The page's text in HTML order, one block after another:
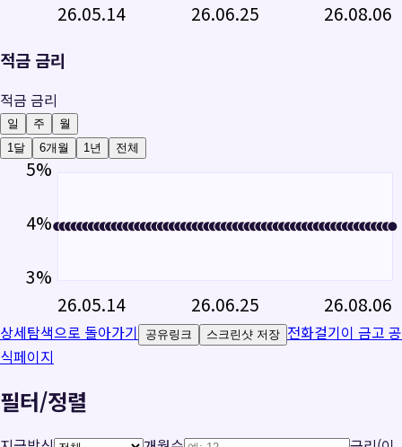
26.05.14
26.06.25 26.08.06
적금 금리
적금 금리
일 주
월
1달
6개월 1년 전체
5%
4%
3%
26.05.14 26.06.25 26.08.06
상세탐색으로 돌아가기 공유링크 스크린샷 저장 전화걸기이 금고 공
식페이지
필터/정렬